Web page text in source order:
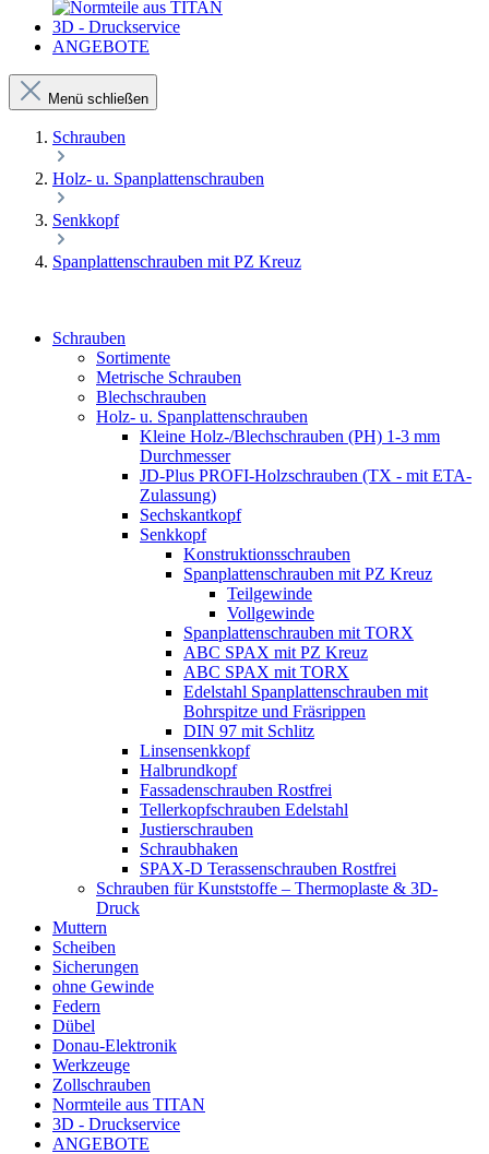
3D - Druckservice
ANGEBOTE
Menü schließen
Schrauben
Holz- u. Spanplattenschrauben
Senkkopf
Spanplattenschrauben mit PZ Kreuz
Schrauben
Sortimente
Metrische Schrauben
Blechschrauben
Holz- u. Spanplattenschrauben
Kleine Holz-/Blechschrauben (PH) 1-3 mm
Durchmesser
JD-Plus PROFI-Holzschrauben (TX - mit ETA-
Zulassung)
Sechskantkopf
Senkkopf
Konstruktionsschrauben
Spanplattenschrauben mit PZ Kreuz
Teilgewinde
Vollgewinde
Spanplattenschrauben mit TORX
ABC SPAX mit PZ Kreuz
ABC SPAX mit TORX
Edelstahl Spanplattenschrauben mit
Bohrspitze und Fräsrippen
DIN 97 mit Schlitz
Linsensenkkopf
Halbrundkopf
Fassadenschrauben Rostfrei
Tellerkopfschrauben Edelstahl
Justierschrauben
Schraubhaken
SPAX-D Terassenschrauben Rostfrei
Schrauben für Kunststoffe – Thermoplaste & 3D-
Druck
Muttern
Scheiben
Sicherungen
ohne Gewinde
Federn
Dübel
Donau-Elektronik
Werkzeuge
Zollschrauben
Normteile aus TITAN
3D - Druckservice
ANGEBOTE